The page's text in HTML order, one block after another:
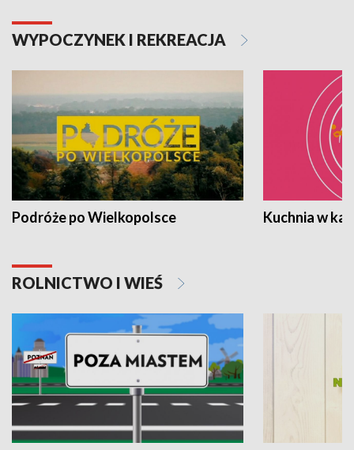
WYPOCZYNEK I REKREACJA
Podróże po Wielkopolsce Kuchnia w
ROLNICTWO I WIEŚ